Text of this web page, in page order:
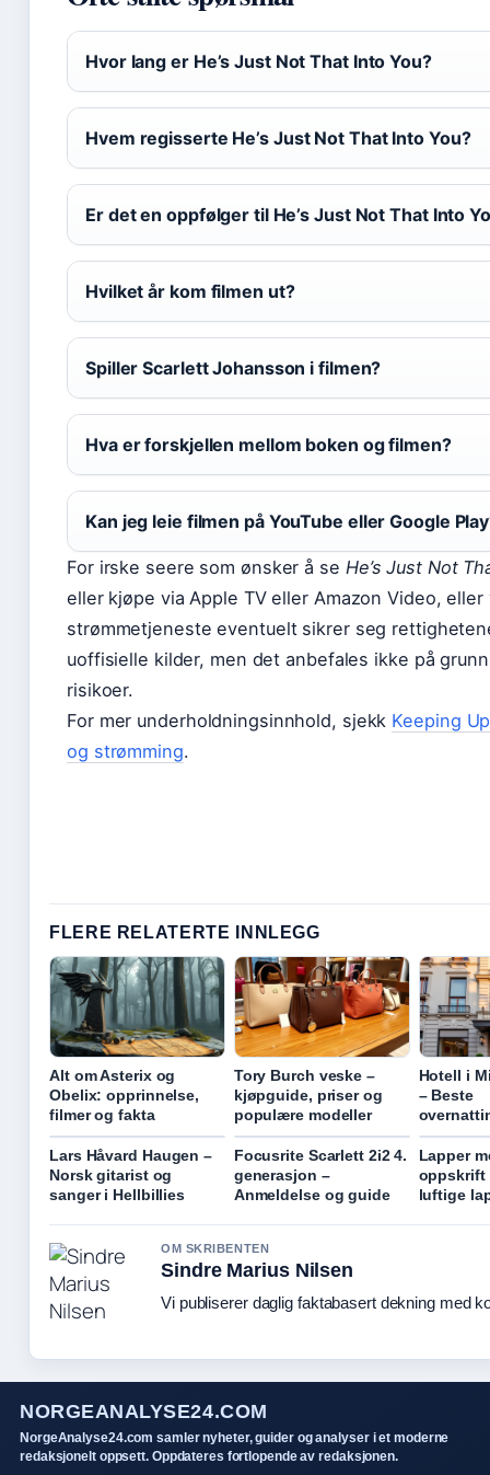
Hvor lang er He’s Just Not That Into You?
Hvem regisserte He’s Just Not That Into You?
Er det en oppfølger til He’s Just Not That Into
Hvilket år kom filmen ut?
Spiller Scarlett Johansson i filmen?
Hva er forskjellen mellom boken og filmen?
Kan jeg leie filmen på YouTube eller Google
For irske seere som ønsker å se He’s Just Not
eller kjøpe via Apple TV eller Amazon Video,
strømmetjeneste eventuelt sikrer seg
uoffisielle kilder, men det anbefales ikke på
risikoer.
For mer underholdningsinnhold, sjekk Keeping
og strømming.
FLERE RELATERTE INNLEGG
Alt om Asterix og
Obelix: opprinnelse,
filmer og fakta
Tory Burch veske –
kjøpguide, priser og
populære modeller
Hotell i
– Beste
Lars Håvard Haugen –
Norsk gitarist og
sanger i Hellbillies
Focusrite Scarlett 2i2 4.
generasjon –
Anmeldelse og guide
Lapper
oppskrift
luftige
OM SKRIBENTEN
Sindre Marius Nilsen
Vi publiserer daglig faktabasert dekning med
NORGEANALYSE24.COM
NorgeAnalyse24.com samler nyheter, guider og analyser i et moderne
redaksjonelt oppsett. Oppdateres fortlopende av redaksjonen.